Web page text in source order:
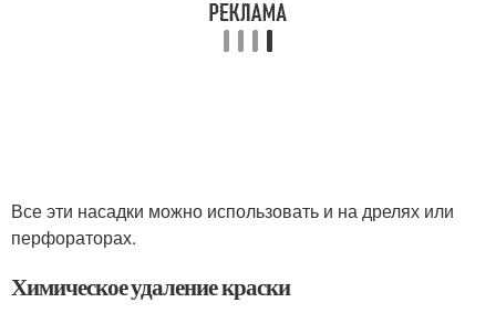
Все эти насадки можно использовать и на дрелях или
перфораторах.
Химическое удаление краски